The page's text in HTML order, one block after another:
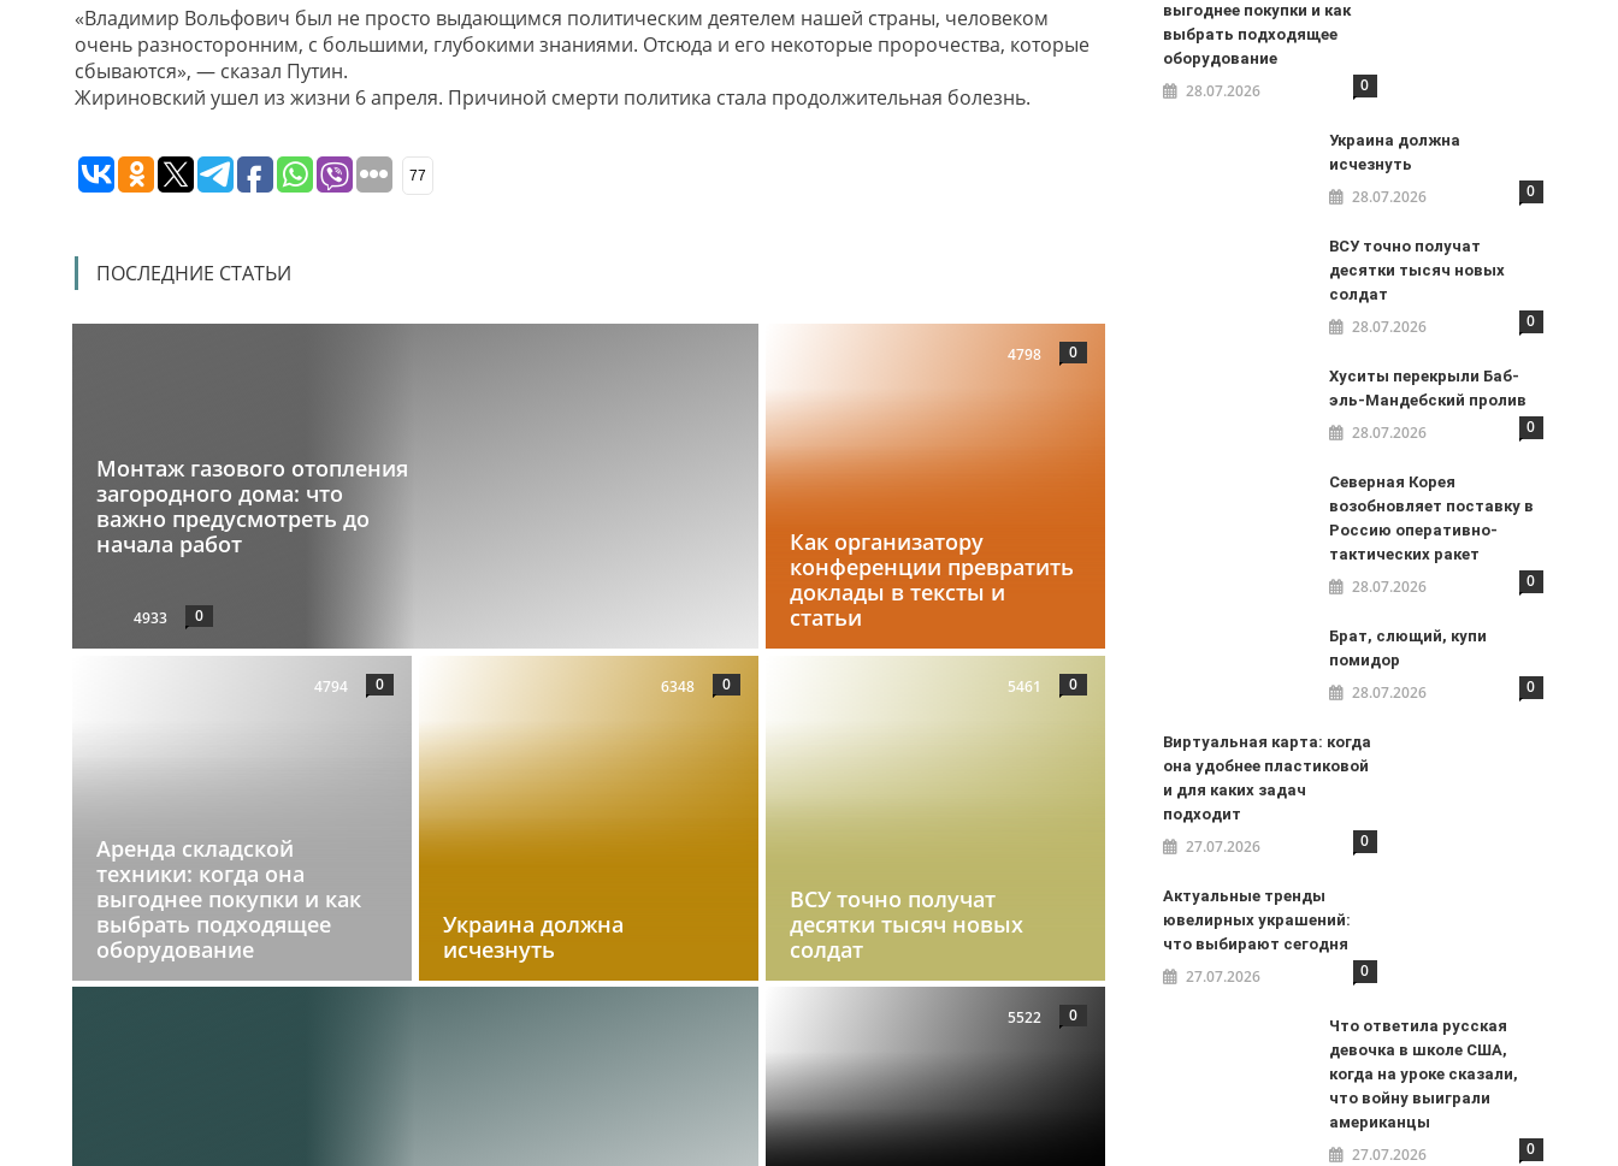
«Владимир Вольфович был не просто выдающимся политическим деятелем нашей страны, человеком
очень разносторонним, с большими, глубокими знаниями. Отсюда и его некоторые пророчества, которые
сбываются», — сказал Путин.
Жириновский ушел из жизни 6 апреля. Причиной смерти политика стала продолжительная болезнь.
77
ПОСЛЕДНИЕ СТАТЬИ
Монтаж газового отопления
загородного дома: что
важно предусмотреть до
начала работ
4933 0
Как организатору
конференции превратить
доклады в тексты и
статьи
4798 0
Аренда складской
техники: когда она
выгоднее покупки и как
выбрать подходящее
оборудование
4794 0
Украина должна
исчезнуть
6348 0
ВСУ точно получат
десятки тысяч новых
солдат
5461 0
5522 0
выгоднее покупки и как
выбрать подходящее
оборудование
28.07.2026 0
Украина должна
исчезнуть
28.07.2026 0
ВСУ точно получат
десятки тысяч новых
солдат
28.07.2026 0
Хуситы перекрыли Баб-
эль-Мандебский пролив
28.07.2026 0
Северная Корея
возобновляет поставку в
Россию оперативно-
тактических ракет
28.07.2026 0
Брат, слющий, купи
помидор
28.07.2026 0
Виртуальная карта: когда
она удобнее пластиковой
и для каких задач
подходит
27.07.2026 0
Актуальные тренды
ювелирных украшений:
что выбирают сегодня
27.07.2026 0
Что ответила русская
девочка в школе США,
когда на уроке сказали,
что войну выиграли
американцы
27.07.2026 0